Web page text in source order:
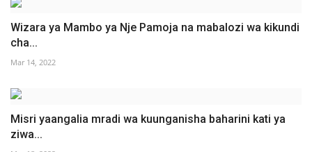
Wizara ya Mambo ya Nje Pamoja na mabalozi wa kikundi
cha...
Mar 14, 2022
Misri yaangalia mradi wa kuunganisha baharini kati ya
ziwa...